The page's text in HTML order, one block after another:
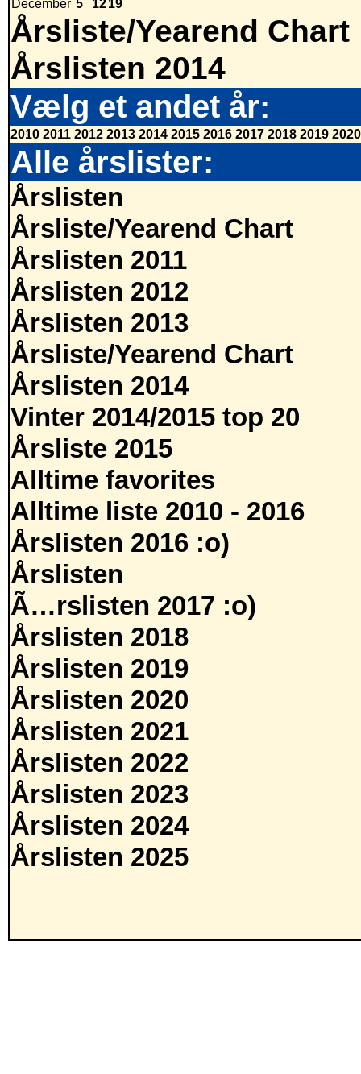
December 5 1219
Årsliste/Yearend Chart
Årslisten 2014
Vælg et andet år:
2010 2011 2012 2013 2014 2015 2016 2017 2018 2019 2020
Alle årslister:
Årslisten
Årsliste/Yearend Chart
Årslisten 2011
Årslisten 2012
Årslisten 2013
Årsliste/Yearend Chart
Årslisten 2014
Vinter 2014/2015 top 20
Årsliste 2015
Alltime favorites
Alltime liste 2010 - 2016
Årslisten 2016 :o)
Årslisten
Ã…rslisten 2017 :o)
Årslisten 2018
Årslisten 2019
Årslisten 2020
Årslisten 2021
Årslisten 2022
Årslisten 2023
Årslisten 2024
Årslisten 2025